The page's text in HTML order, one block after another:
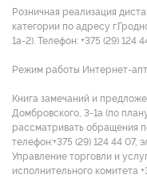
Розничная реализация
категории по адресу
1а-2). Телефон: +375 (29) 124
Режим работы Интернет-
Книга замечаний и
Домбровского, 3-1а (по
рассматривать обращения
телефон:+375 (29) 124 44 07,
Управление торговли и
исполнительного комитета